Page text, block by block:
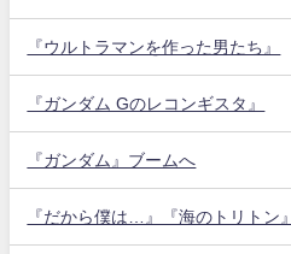
『ウルトラマンを作った男たち』
『ガンダム Gのレコンギスタ』
『ガンダム』ブームへ
『だから僕は…』『海のトリトン』